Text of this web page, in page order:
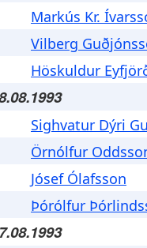
Markús Kr.
Vilberg
Höskuldur
Sighvatur Dýri
Örnólfur
Jósef Ólafsson
Þórólfur